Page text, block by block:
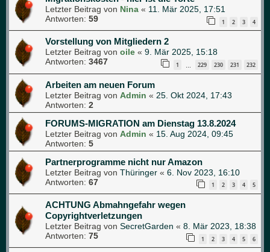
Letzter Beitrag von Nina « 11. Mär 2025, 17:51
Antworten: 59 1 2 3 4
Vorstellung von Mitgliedern 2
Letzter Beitrag von oile « 9. Mär 2025, 15:18
Antworten: 3467 1 229 230 231 232
Arbeiten am neuen Forum
Letzter Beitrag von Admin « 25. Okt 2024, 17:43
Antworten: 2
FORUMS-MIGRATION am Dienstag 13.8.2024
Letzter Beitrag von Admin « 15. Aug 2024, 09:45
Antworten: 5
Partnerprogramme nicht nur Amazon
Letzter Beitrag von Thüringer « 6. Nov 2023, 16:10
Antworten: 67 1 2 3 4 5
ACHTUNG Abmahngefahr wegen
Copyrightverletzungen
Letzter Beitrag von SecretGarden « 8. Mär 2023, 18:38
Antworten: 75 1 2 3 4 5 6